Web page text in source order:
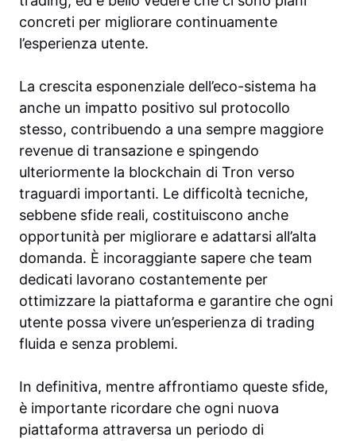
concreti per migliorare continuamente
l’esperienza utente.
La crescita esponenziale dell’eco-sistema ha
anche un impatto positivo sul protocollo
stesso, contribuendo a una sempre maggiore
revenue di transazione e spingendo
ulteriormente la blockchain di Tron verso
traguardi importanti. Le difficoltà tecniche,
sebbene sfide reali, costituiscono anche
opportunità per migliorare e adattarsi all’alta
domanda. È incoraggiante sapere che team
dedicati lavorano costantemente per
ottimizzare la piattaforma e garantire che ogni
utente possa vivere un’esperienza di trading
fluida e senza problemi.
In definitiva, mentre affrontiamo queste sfide,
è importante ricordare che ogni nuova
piattaforma attraversa un periodo di